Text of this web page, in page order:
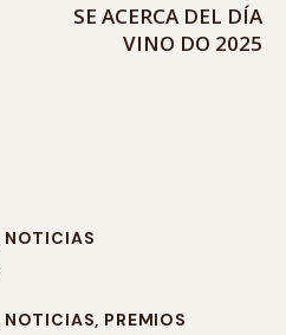
SE ACERCA DEL DÍA
VINO DO 2025
NOTICIAS
NOTICIAS, PREMIOS